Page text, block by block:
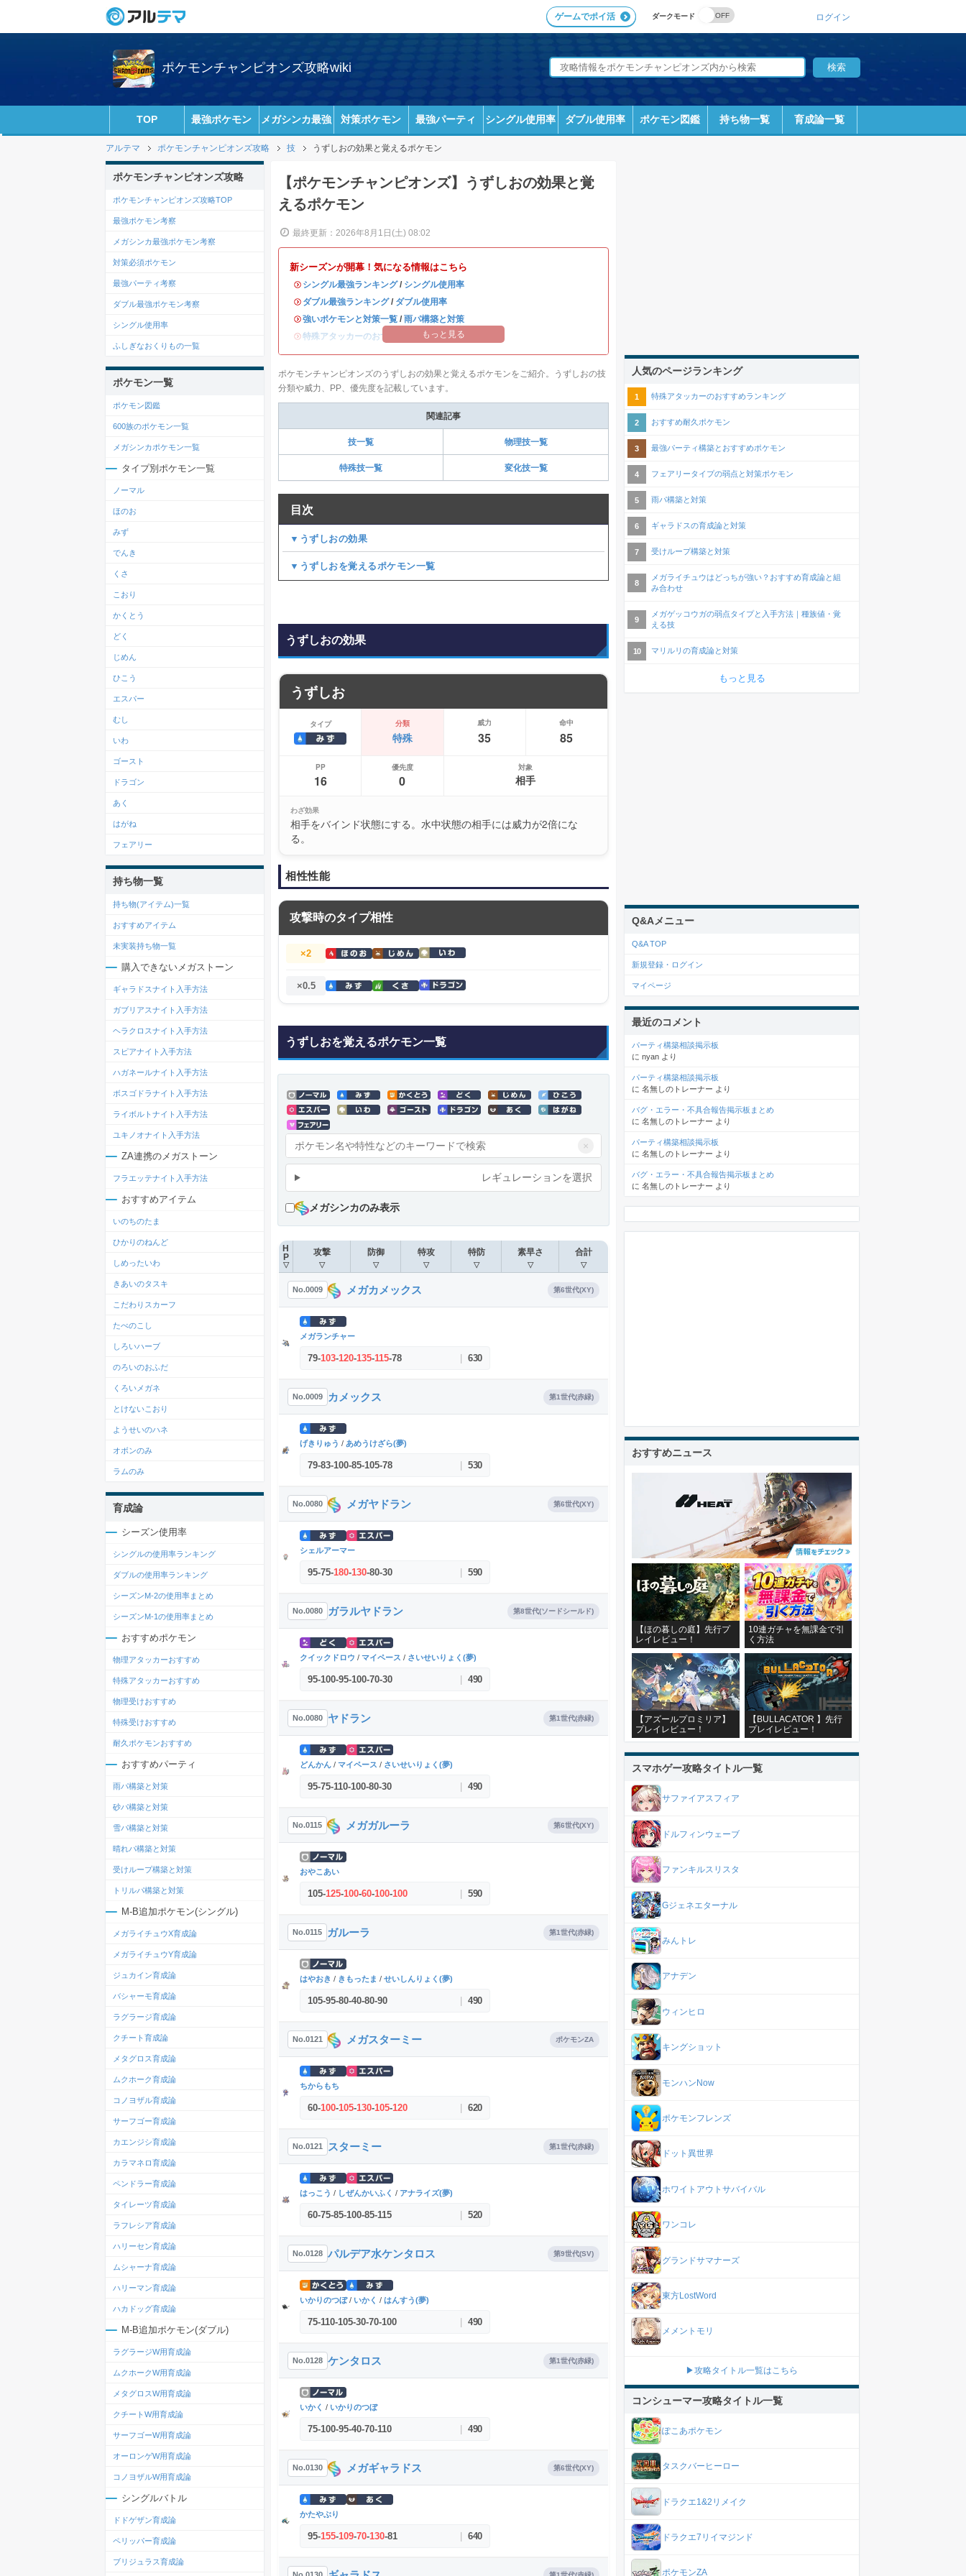
ダークモード
ゲームでポイ活 ログイン
ポケモンチャンピオンズ攻略wiki
TOP 最強ポケモン メガシンカ最強 対策ポケモン 最強パーティ シングル使用率 ダブル使用率 ポケモン図鑑 持ち物一覧 育成論一覧
アルテマ ポケモンチャンピオンズ攻略 技 うずしおの効果と覚えるポケモン
【ポケモンチャンピオンズ】うずしおの効果と覚
えるポケモン
最終更新：2026年8月1日(土) 08:02
新シーズンが開幕！気になる情報はこちら
・ シングル最強ランキング/ シングル使用率
・ ダブル最強ランキング/ ダブル使用率
・強いポケモンと対策一覧 / 雨パ構築と対策
・特殊アタッカーのおすすめランキング
もっと見る
ポケモンチャンピオンズのうずしおの効果と覚えるポケモンをご紹介。うずしおの技
分類や威力、PP、優先度を記載しています。
関連記事
技一覧 物理技一覧
特殊技一覧 変化技一覧
目次
▼うずしおの効果
▼うずしおを覚えるポケモン一覧
うずしおの効果
うずしお
タイプ 分類
特殊
威力
35
命中
85
PP
16
優先度
0
対象
相手
わざ効果
相手をバインド状態にする。水中状態の相手には威力が2倍にな
る。
相性性能
攻撃時のタイプ相性
×2
×0.5
うずしおを覚えるポケモン一覧
×
レギュレーションを選択
メガシンカのみ表示
H
P
▽
攻撃
▽
防御
▽
特攻
▽
特防
▽
素早さ
▽
合計
▽
No.0009 メガカメックス 第6世代(XY)
メガランチャー
79-103-120-135-115-78 630
No.0009 カメックス 第1世代(赤緑)
げきりゅう / あめうけざら(夢)
79-83-100-85-105-78 530
No.0080 メガヤドラン 第6世代(XY)
シェルアーマー
95-75-180-130-80-30 590
No.0080 ガラルヤドラン 第8世代(ソードシールド)
クイックドロウ / マイペース / さいせいりょく(夢)
95-100-95-100-70-30 490
No.0080 ヤドラン 第1世代(赤緑)
どんかん / マイペース / さいせいりょく(夢)
95-75-110-100-80-30 490
No.0115 メガガルーラ 第6世代(XY)
おやこあい
105-125-100-60-100-100 590
No.0115 ガルーラ 第1世代(赤緑)
はやおき / きもったま / せいしんりょく(夢)
105-95-80-40-80-90 490
No.0121 メガスターミー ポケモンZA
ちからもち
60-100-105-130-105-120 620
No.0121 スターミー 第1世代(赤緑)
はっこう / しぜんかいふく / アナライズ(夢)
60-75-85-100-85-115 520
No.0128 パルデア水ケンタロス 第9世代(SV)
いかりのつぼ/ いかく / はんすう(夢)
75-110-105-30-70-100 490
No.0128 ケンタロス 第1世代(赤緑)
いかく / いかりのつぼ
75-100-95-40-70-110 490
No.0130 メガギャラドス 第6世代(XY)
かたやぶり
95-155-109-70-130-81 640
ポケモンチャンピオンズ攻略
ポケモンチャンピオンズ攻略TOP
最強ポケモン考察
メガシンカ最強ポケモン考察
対策必須ポケモン
最強パーティ考察
ダブル最強ポケモン考察
シングル使用率
ふしぎなおくりもの一覧
ポケモン一覧
ポケモン図鑑
600族のポケモン一覧
メガシンカポケモン一覧
タイプ別ポケモン一覧
ノーマル
ほのお
みず
でんき
くさ
こおり
かくとう
どく
じめん
ひこう
エスパー
むし
いわ
ゴースト
ドラゴン
あく
はがね
フェアリー
持ち物一覧
持ち物(アイテム)一覧
おすすめアイテム
未実装持ち物一覧
購入できないメガストーン
ギャラドスナイト入手方法
ガブリアスナイト入手方法
ヘラクロスナイト入手方法
スピアナイト入手方法
ハガネールナイト入手方法
ボスゴドラナイト入手方法
ライボルトナイト入手方法
ユキノオナイト入手方法
ZA連携のメガストーン
フラエッテナイト入手方法
おすすめアイテム
いのちのたま
ひかりのねんど
しめったいわ
きあいのタスキ
こだわりスカーフ
たべのこし
しろいハーブ
のろいのおふだ
くろいメガネ
とけないこおり
ようせいのハネ
オボンのみ
ラムのみ
育成論
シーズン使用率
シングルの使用率ランキング
ダブルの使用率ランキング
シーズンM-2の使用率まとめ
シーズンM-1の使用率まとめ
おすすめポケモン
物理アタッカーおすすめ
特殊アタッカーおすすめ
物理受けおすすめ
特殊受けおすすめ
耐久ポケモンおすすめ
おすすめパーティ
雨パ構築と対策
砂パ構築と対策
雪パ構築と対策
晴れパ構築と対策
受けループ構築と対策
トリルパ構築と対策
M-B追加ポケモン(シングル)
メガライチュウX育成論
メガライチュウY育成論
ジュカイン育成論
バシャーモ育成論
ラグラージ育成論
クチート育成論
メタグロス育成論
ムクホーク育成論
コノヨザル育成論
サーフゴー育成論
カエンジシ育成論
カラマネロ育成論
ペンドラー育成論
タイレーツ育成論
ラフレシア育成論
ハリーセン育成論
ムシャーナ育成論
ハリーマン育成論
ハカドッグ育成論
M-B追加ポケモン(ダブル)
ラグラージW用育成論
ムクホークW用育成論
メタグロスW用育成論
クチートW用育成論
サーフゴーW用育成論
オーロンゲW用育成論
コノヨザルW用育成論
シングルバトル
ドドゲザン育成論
ペリッパー育成論
ブリジュラス育成論
人気のページランキング
特殊アタッカーのおすすめランキング
おすすめ耐久ポケモン
最強パーティ構築とおすすめポケモン
フェアリータイプの弱点と対策ポケモン
雨パ構築と対策
ギャラドスの育成論と対策
受けループ構築と対策
メガライチュウはどっちが強い？おすすめ育成論と組
み合わせ
メガゲッコウガの弱点タイプと入手方法｜種族値・覚
える技
マリルリの育成論と対策
もっと見る
Q&Aメニュー
Q&A TOP
新規登録・ログイン
マイページ
最近のコメント
パーティ構築相談掲示板
に nyan より
パーティ構築相談掲示板
に 名無しのトレーナー より
バグ・エラー・不具合報告掲示板まとめ
に 名無しのトレーナー より
パーティ構築相談掲示板
に 名無しのトレーナー より
バグ・エラー・不具合報告掲示板まとめ
に 名無しのトレーナー より
おすすめニュース
【ほの暮しの庭】先行プ
レイレビュー！
10連ガチャを無課金で引
く方法
【アズールプロミリア】
プレイレビュー！
【BULLACATOR 】先行
プレイレビュー！
スマホゲー攻略タイトル一覧
サファイアスフィア
ドルフィンウェーブ
ファンキルスリスタ
Gジェネエターナル
みんトレ
アナデン
ウィンヒロ
キングショット
モンハンNow
ポケモンフレンズ
ドット異世界
ホワイトアウトサバイバル
ワンコレ
グランドサマナーズ
東方LostWord
メメントモリ
▶攻略タイトル一覧はこちら
コンシューマー攻略タイトル一覧
ぽこあポケモン
タスクバーヒーロー
ドラクエ1&2リメイク
ドラクエ7リイマジンド
ポケモンZA